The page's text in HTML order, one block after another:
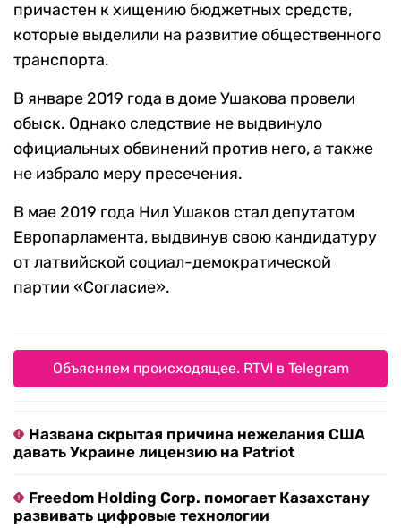
причастен к хищению бюджетных средств,
которые выделили на развитие общественного
транспорта.
В январе 2019 года в доме Ушакова провели
обыск. Однако следствие не выдвинуло
официальных обвинений против него, а также
не избрало меру пресечения.
В мае 2019 года Нил Ушаков стал депутатом
Европарламента, выдвинув свою кандидатуру
от латвийской социал-демократической
партии «Согласие».
Объясняем происходящее. RTVI в Telegram
Названа скрытая причина нежелания США
давать Украине лицензию на Patriot
Freedom Holding Corp. помогает Казахстану
развивать цифровые технологии